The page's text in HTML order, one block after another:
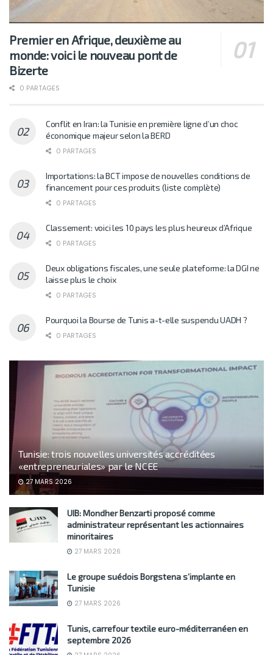
Premier en Afrique, deuxième au
monde: voici le nouveau pont de
Bizerte
0 PARTAGES
Conflit en Iran: la Tunisie en première ligne d’un choc
économique majeur selon la BERD
0 PARTAGES
Importations: la BCT impose de nouvelles conditions de
financement pour ces produits (liste complète)
0 PARTAGES
Classement: voici les 10 pays les plus heureux d’Afrique
0 PARTAGES
Deux obligations fiscales, une seule plateforme: la DGI ne
laisse plus le choix
0 PARTAGES
Pourquoi la Bourse de Tunis a-t-elle suspendu UADH ?
0 PARTAGES
Tunisie: trois nouvelles universités accréditées
«entrepreneuriales» par le NCEE
27 MARS 2026
UIB: Mondher Benzarti proposé comme
administrateur représentant les actionnaires
minoritaires
27 MARS 2026
Le groupe suédois Borgstena s’implante en
Tunisie
27 MARS 2026
Tunis, carrefour textile euro-méditerranéen en
septembre 2026